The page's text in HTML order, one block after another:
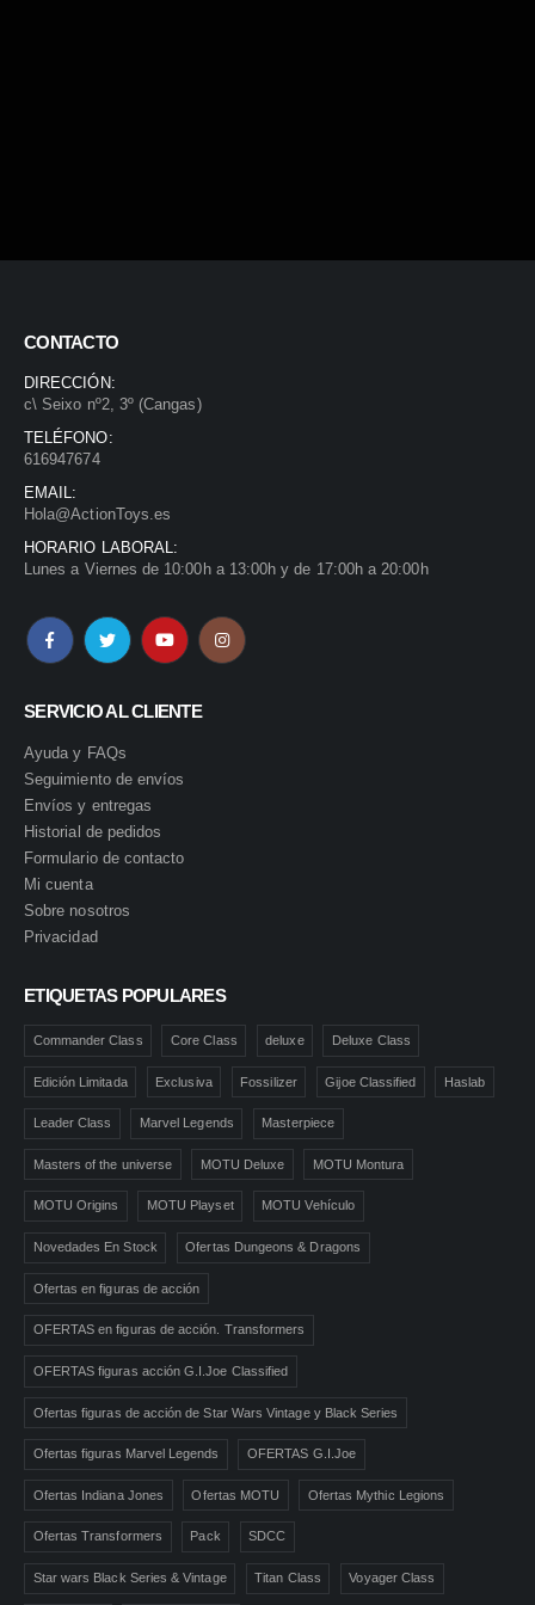
CONTACTO
DIRECCIÓN:
c\ Seixo nº2, 3º (Cangas)
TELÉFONO:
616947674
EMAIL:
Hola@ActionToys.es
HORARIO LABORAL:
Lunes a Viernes de 10:00h a 13:00h y de 17:00h a 20:00h
SERVICIO AL CLIENTE
Ayuda y FAQs
Seguimiento de envíos
Envíos y entregas
Historial de pedidos
Formulario de contacto
Mi cuenta
Sobre nosotros
Privacidad
ETIQUETAS POPULARES
Commander Class Core Class deluxe Deluxe Class
Edición Limitada Exclusiva Fossilizer Gijoe Classified Haslab
Leader Class Marvel Legends Masterpiece
Masters of the universe MOTU Deluxe MOTU Montura
MOTU Origins MOTU Playset MOTU Vehículo
Novedades En Stock Ofertas Dungeons & Dragons
Ofertas en figuras de acción
OFERTAS en figuras de acción. Transformers
OFERTAS figuras acción G.I.Joe Classified
Ofertas figuras de acción de Star Wars Vintage y Black Series
Ofertas figuras Marvel Legends OFERTAS G.I.Joe
Ofertas Indiana Jones Ofertas MOTU Ofertas Mythic Legions
Ofertas Transformers Pack SDCC
Star wars Black Series & Vintage Titan Class Voyager Class